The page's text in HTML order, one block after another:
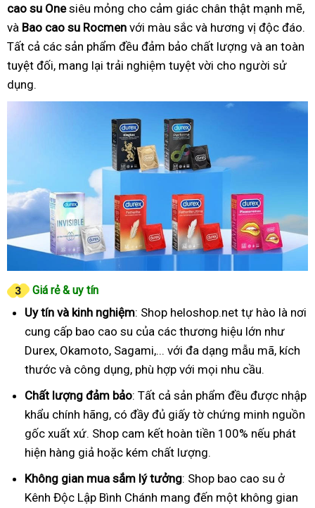
cao su Onesiêu mỏng cho cảm giác chân thật mạnh mẽ,
và Bao cao su Rocmen với màu sắc và hương vị độc đáo.
Tất cả các sản phẩm đều đảm bảo chất lượng và an toàn
tuyệt đối, mang lại trải nghiệm tuyệt vời cho người sử
dụng.
Giá rẻ & uy tín
Uy tín và kinh nghiệm: Shop heloshop.net tự hào là nơi
cung cấp bao cao su của các thương hiệu lớn như
Durex, Okamoto, Sagami,... với đa dạng mẫu mã, kích
thước và công dụng, phù hợp với mọi nhu cầu.
Chất lượng đảm bảo: Tất cả sản phẩm đều được nhập
khẩu chính hãng, có đầy đủ giấy tờ chứng minh nguồn
gốc xuất xứ. Shop cam kết hoàn tiền 100% nếu phát
hiện hàng giả hoặc kém chất lượng.
Không gian mua sắm lý tưởng: Shop bao cao su ở
Kênh Độc Lập Bình Chánh mang đến một không gian